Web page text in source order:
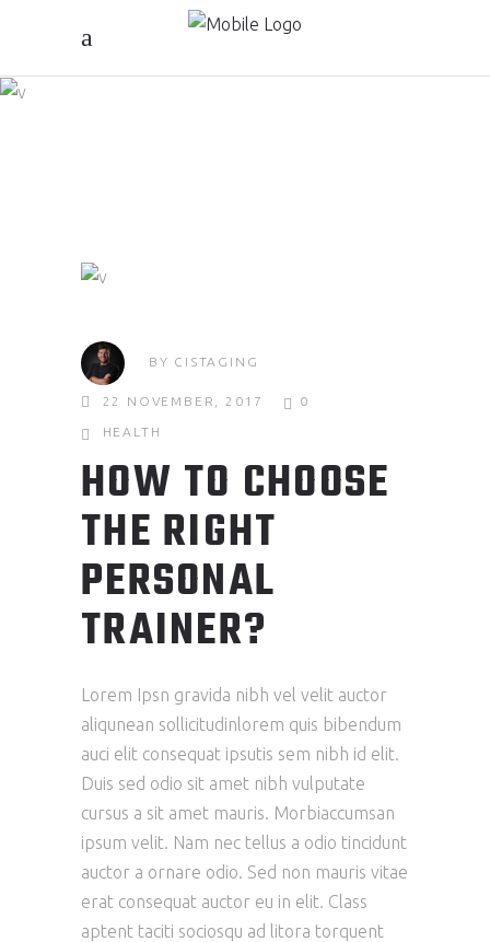
FOCUS PT
BY CISTAGING
22 NOVEMBER, 2017 0
HEALTH
HOW TO CHOOSE
THE RIGHT
PERSONAL
TRAINER?
Lorem Ipsn gravida nibh vel velit auctor
aliqunean sollicitudinlorem quis bibendum
auci elit consequat ipsutis sem nibh id elit.
Duis sed odio sit amet nibh vulputate
cursus a sit amet mauris. Morbiaccumsan
ipsum velit. Nam nec tellus a odio tincidunt
auctor a ornare odio. Sed non mauris vitae
erat consequat auctor eu in elit. Class
aptent taciti sociosqu ad litora torquent